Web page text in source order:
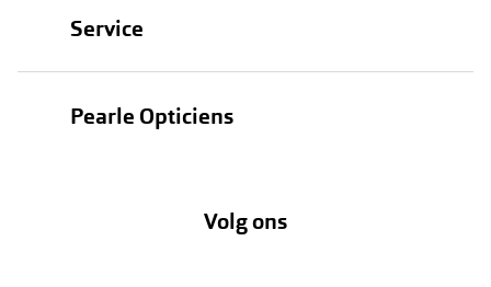
Service
Pearle Opticiens
Volg ons